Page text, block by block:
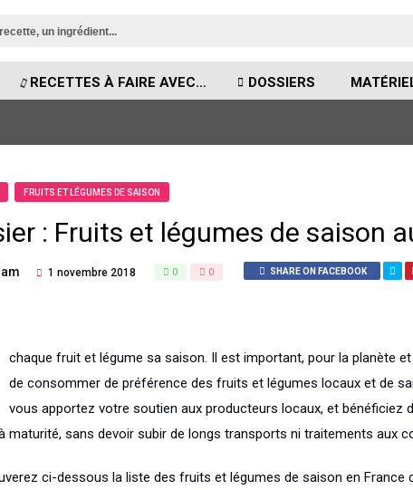
RECETTES À FAIRE AVEC… DOSSIERS
FRUITS ET LÉGUMES DE SAISON
: Fruits et légumes de saison
1 novembre 2018 0 0 SHARE ON FACEBOOK
chaque fruit et légume sa saison. Il est important, pour la planète
de consommer de préférence des fruits et légumes locaux et de
vous apportez votre soutien aux producteurs locaux, et bénéficiez
maturité, sans devoir subir de longs transports ni traitements aux
ci-dessous la liste des fruits et légumes de saison en France